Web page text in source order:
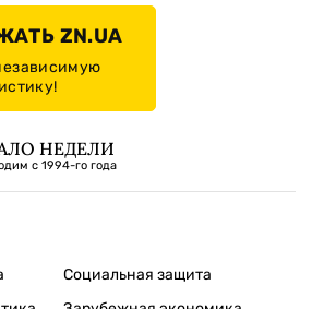
ZN.UA
НЕДЕЛИ
с 1994-го года
Социальная защита